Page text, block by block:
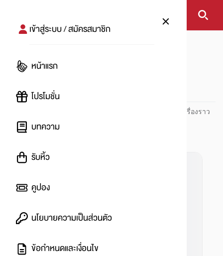
เข้าสู่ระบบ / สมัครสมาชิก
หน้าแรก
โปรโมชั่น
บทความ
รับหิ้ว
คูปอง
นโยบายความเป็นส่วนตัว
ข้อกำหนดและเงื่อนไข
#
ปันโปร PUNPRO ที่ 1 ด้านโปรโมชัน อัปเดตและติดตามทุกเรื่องราว
โปรโมชัน